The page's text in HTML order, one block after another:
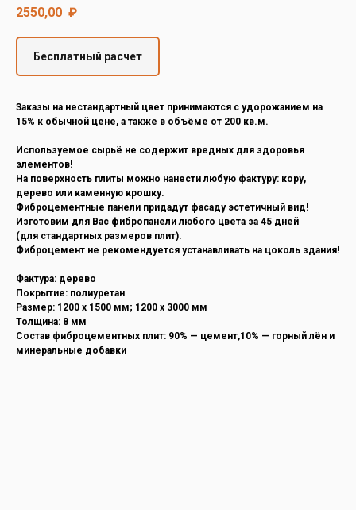
2550,00 ₽
Бесплатный расчет
Заказы на нестандартный цвет принимаются с удорожанием на
15% к обычной цене, а также в объёме от 200 кв.м.
Используемое сырьё не содержит вредных для здоровья
элементов!
На поверхность плиты можно нанести любую фактуру: кору,
дерево или каменную крошку.
Фиброцементные панели придадут фасаду эстетичный вид!
Изготовим для Вас фибропанели любого цвета за 45 дней
(для стандартных размеров плит).
Фиброцемент не рекомендуется устанавливать на цоколь здания!
Фактура: дерево
Покрытие: полиуретан
Размер: 1200 х 1500 мм; 1200 х 3000 мм
Толщина: 8 мм
Состав фиброцементных плит: 90% — цемент,10% — горный лён и
минеральные добавки